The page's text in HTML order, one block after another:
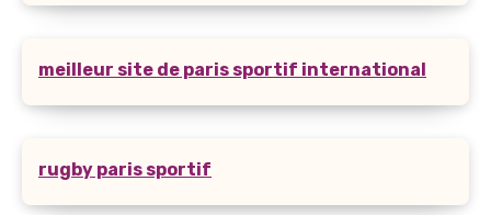
meilleur site de paris sportif international
rugby paris sportif